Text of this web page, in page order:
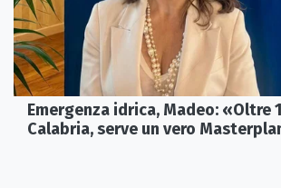
Emergenza idrica, Madeo: «Oltre
Calabria, serve un vero